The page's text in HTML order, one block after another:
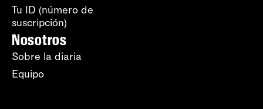
Tu ID (número de
suscripción)
Nosotros
Sobre la diaria
Equipo